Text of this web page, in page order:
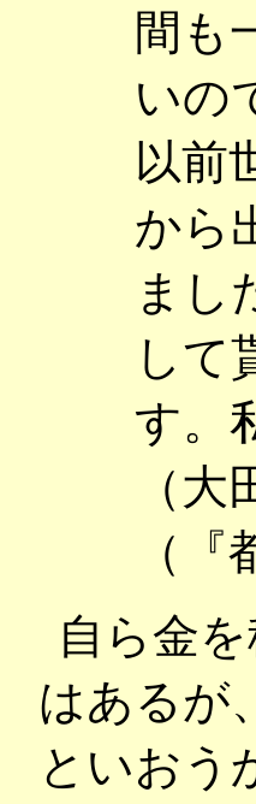
間も
いの
以前
から
まし
して
す。
（大
（
自ら金
はあるが
といおう